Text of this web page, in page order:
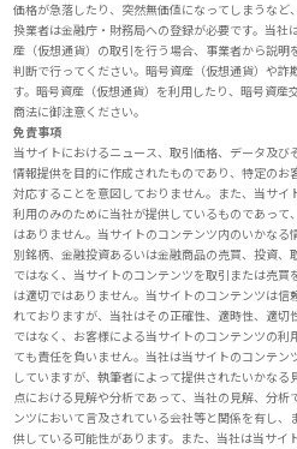
価格が急落したり、突然無価値になってしまうなど
換業者は金融庁・財務局への登録が必要です。当社
産（仮想通貨）の取引を行う場合、事業者から説
判断で行ってください。暗号資産（仮想通貨）や詐
す。暗号資産（仮想通貨）を利用したり、暗号資
商法に御注意ください。
免責事項
当サイトにおけるニュース、取引価格、データ及
情報提供を目的に作成されたものであり、特定の
対応することを意図しておりません。また、当サ
利用のみのために当社が提供しているものであっ
はありません。当サイトのコンテンツ内のいかな
別銘柄、金融投資あるいは金融商品の売買、投資
ではなく、当サイトのコンテンツを取引または売
は適切ではありません。当サイトのコンテンツは
れておりますが、当社はその正確性、適時性、適
ではなく、お客様による当サイトのコンテンツの
ても責任を負いません。当社は当サイトのコンテ
していますが、執筆者によって提供されたいかな
点における見解や分析であって、当社の見解、分
ンツにおいて言及されている会社等と関係を有し
供している可能性があります。また、当社は当サ